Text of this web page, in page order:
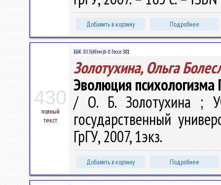
Добавить в корзину Подробнее
430
полный
текст
ББК 83.3(4Гем)6-8 Гессе З81
Золотухина, Ольга
Эволюция психологизма
/ О. Б. Золотухина ;
государственный
ГрГУ, 2007, 1экз.
Добавить в корзину Подробнее